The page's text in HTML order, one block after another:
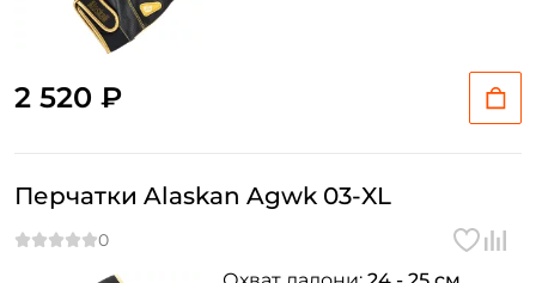
2 520 ₽
Перчатки Alaskan Agwk 03-XL